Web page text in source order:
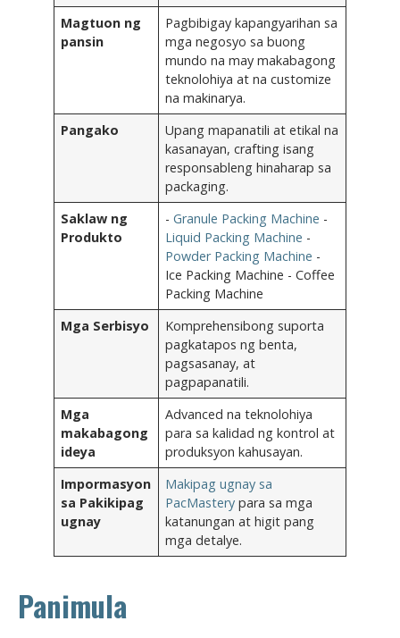
Magtuon ng
pansin
Pagbibigay kapangyarihan sa
mga negosyo sa buong
mundo na may makabagong
teknolohiya at na customize
na makinarya.
Pangako
Upang mapanatili at etikal na
kasanayan, crafting isang
responsableng hinaharap sa
packaging.
Saklaw ng
Produkto
- Granule Packing Machine -
Liquid Packing Machine -
Powder Packing Machine -
Ice Packing Machine - Coffee
Packing Machine
Mga Serbisyo
Komprehensibong suporta
pagkatapos ng benta,
pagsasanay, at
pagpapanatili.
Mga
makabagong
ideya
Advanced na teknolohiya
para sa kalidad ng kontrol at
produksyon kahusayan.
Impormasyon
sa Pakikipag
ugnay
Makipag ugnay sa
PacMastery para sa mga
katanungan at higit pang
mga detalye.
Panimula